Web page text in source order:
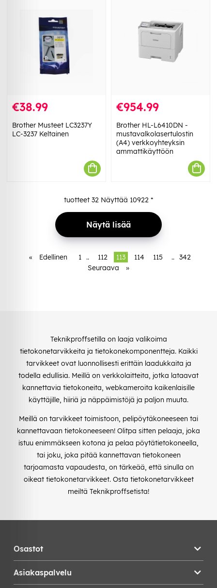
€38.99
Brother Musteet LC3237Y
LC-3237 Keltainen
€954.99
Brother HL-L6410DN -
mustavalkolasertulostin
(A4) verkkoyhteyksin
ammattikäyttöön
tuotteet 32 Näyttää 10922 *
Näytä lisää
« Edellinen 1 .. 112 113 114 115 .. 342
Seuraava
»
Teknikproffsetilla on laaja valikoima
tietokonetarvikkeita ja tietokonekomponentteja. Kaikki
tarvikkeet ovat luonnollisesti erittäin laadukkaita ja
todella edullisia. Meillä on verkkolaitteita, jotka lataavat
kannettavia tietokoneita, webkameroita kaikenlaisille
käyttäjille, hiiriä ja näppäimistöjä ja paljon muuta.
Meillä on tarvikkeet toimistoon, pelipöytäkoneeseen tai
kannettavaan tietokoneeseen! Olitpa sitten pelaaja, joka
istuu enimmäkseen kotona ja pelaa pöytätietokoneella,
tai joku, joka pitää kannettavan tietokoneen
tarjoamasta vapaudesta, on tärkeää, että sinulla on
oikeat tietokonetarvikkeet. Osta tietokonetarvikkeet
meiltä Teknikproffsetista!
Osastot
Asiakaspalvelu